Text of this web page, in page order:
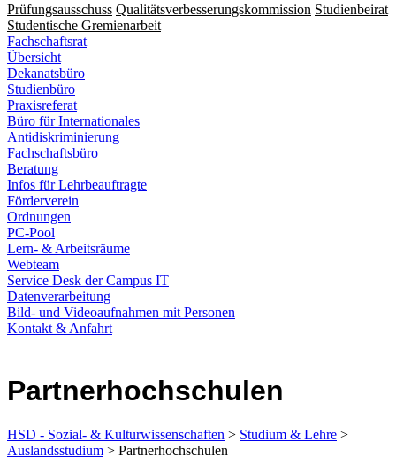
Prüfungsausschuss Qualitätsverbesserungskommission Studienbeirat
Studentische Gremienarbeit
Fachschaftsrat
Übersicht
Dekanatsbüro
Studienbüro
Praxisreferat
Büro für Internationales
Antidiskriminierung
Fachschaftsbüro
Beratung
Infos für Lehrbeauftragte
Förderverein
Ordnungen
PC-Pool
Lern- & Arbeitsräume
Webteam
Service Desk der Campus IT
Datenverarbeitung
Bild- und Videoaufnahmen mit Personen
Kontakt & Anfahrt
Partnerhochschulen
HSD - Sozial- & Kulturwissenschaften > Studium & Lehre >
Auslandsstudium > Partnerhochschulen